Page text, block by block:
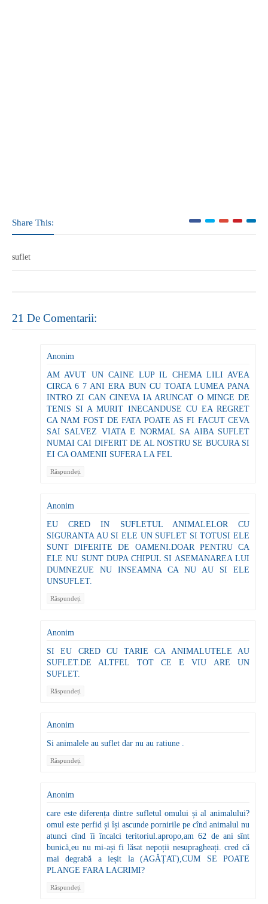
Share This:
suflet
21 De Comentarii:
Anonim
AM AVUT UN CAINE LUP IL CHEMA LILI AVEA
CIRCA 6 7 ANI ERA BUN CU TOATA LUMEA PANA
INTRO ZI CAN CINEVA IA ARUNCAT O MINGE DE
TENIS SI A MURIT INECANDUSE CU EA REGRET
CA NAM FOST DE FATA POATE AS FI FACUT CEVA
SAI SALVEZ VIATA E NORMAL SA AIBA SUFLET
NUMAI CAI DIFERIT DE AL NOSTRU SE BUCURA SI
EI CA OAMENII SUFERA LA FEL
Răspundeți
Anonim
EU CRED IN SUFLETUL ANIMALELOR CU
SIGURANTA AU SI ELE UN SUFLET SI TOTUSI ELE
SUNT DIFERITE DE OAMENI.DOAR PENTRU CA
ELE NU SUNT DUPA CHIPUL SI ASEMANAREA LUI
DUMNEZUE NU INSEAMNA CA NU AU SI ELE
UNSUFLET.
Răspundeți
Anonim
SI EU CRED CU TARIE CA ANIMALUTELE AU
SUFLET.DE ALTFEL TOT CE E VIU ARE UN
SUFLET.
Răspundeți
Anonim
Si animalele au suflet dar nu au ratiune .
Răspundeți
Anonim
care este diferența dintre sufletul omului și al animalului?
omul este perfid și își ascunde pornirile pe cînd animalul nu
atunci cînd îi încalci teritoriul.apropo,am 62 de ani sînt
bunică,eu nu mi-ași fi lăsat nepoții nesupragheați. cred că
mai degrabă a ieșit la (AGĂȚAT),CUM SE POATE
PLANGE FARA LACRIMI?
Răspundeți